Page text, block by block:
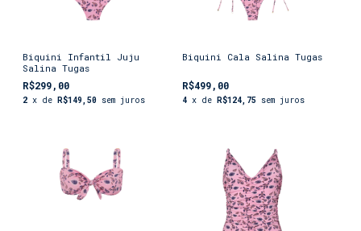
Biquini Infantil Juju
Salina Tugas
R$299,00
2 x de R$149,50 sem juros
Biquini Cala Salina Tugas
R$499,00
4 x de R$124,75 sem juros